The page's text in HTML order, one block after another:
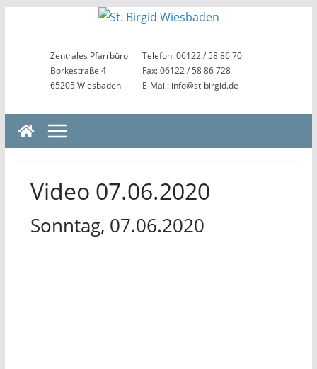
springenZentrales Pfarrbüro
Borkestraße 4
65205 Wiesbaden
Telefon: 06122 / 58 86 70
Fax: 06122 / 58 86 728
E-Mail: info@st-birgid.de
Video 07.06.2020
Sonntag, 07.06.2020